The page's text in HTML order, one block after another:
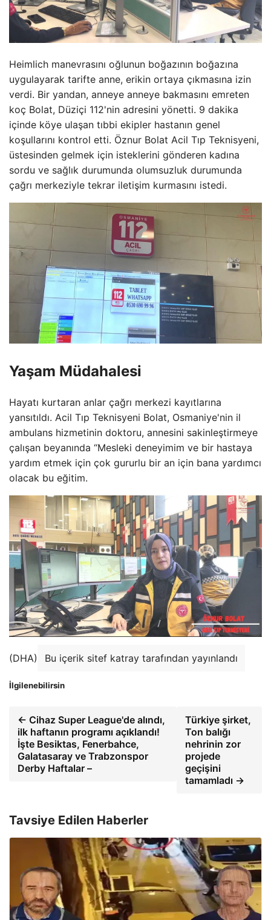
Heimlich manevrasını oğlunun boğazının boğazına
uygulayarak tarifte anne, erikin ortaya çıkmasına izin
verdi. Bir yandan, anneye anneye bakmasını emreten
koç Bolat, Düziçi 112'nin adresini yönetti. 9 dakika
içinde köye ulaşan tıbbi ekipler hastanın genel
koşullarını kontrol etti. Öznur Bolat Acil Tıp Teknisyeni,
üstesinden gelmek için isteklerini gönderen kadına
sordu ve sağlık durumunda olumsuzluk durumunda
çağrı merkeziyle tekrar iletişim kurmasını istedi.
Yaşam Müdahalesi
Hayatı kurtaran anlar çağrı merkezi kayıtlarına
yansıtıldı. Acil Tıp Teknisyeni Bolat, Osmaniye'nin il
ambulans hizmetinin doktoru, annesini sakinleştirmeye
çalışan beyanında “Mesleki deneyimim ve bir hastaya
yardım etmek için çok gururlu bir an için bana yardımcı
olacak bu eğitim.
(DHA) Bu içerik sitef katray tarafından yayınlandı
İlgilenebilirsin
← Cihaz Super League'de alındı,
ilk haftanın programı açıklandı!
İşte Besiktas, Fenerbahce,
Galatasaray ve Trabzonspor
Derby Haftalar –
Türkiye şirket,
Ton balığı
nehrinin zor
projede
geçişini
tamamladı →
Tavsiye Edilen Haberler